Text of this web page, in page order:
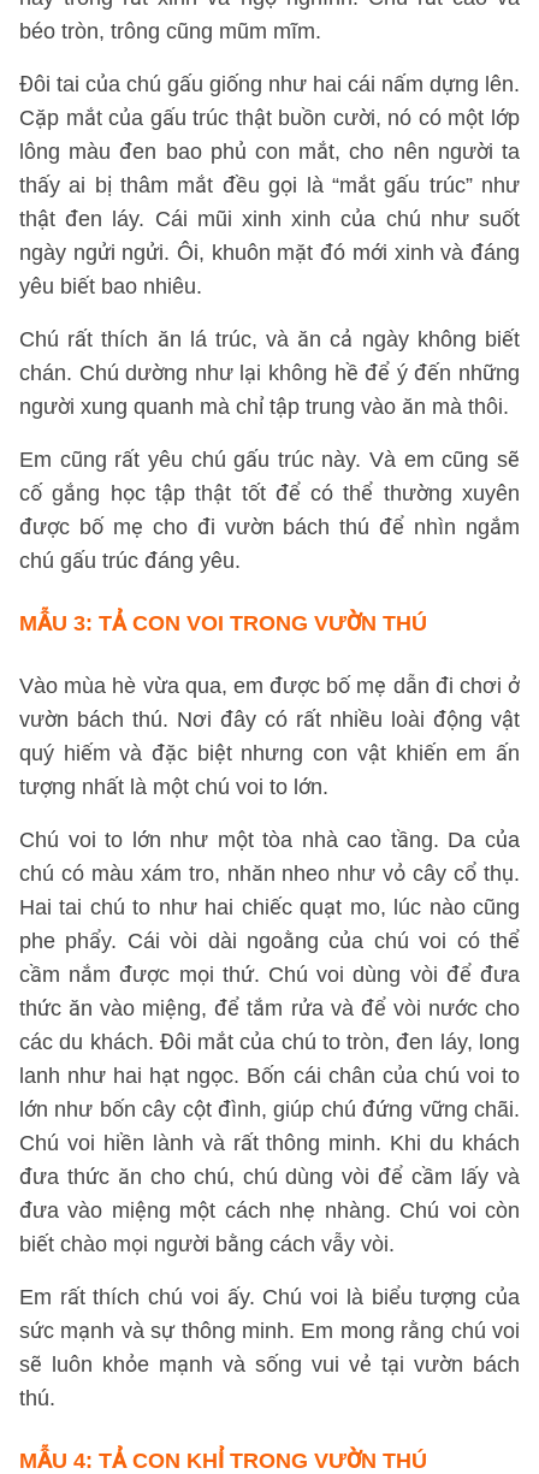
béo tròn, trông cũng mũm mĩm.
Đôi tai của chú gấu giống như hai cái nấm dựng lên.
Cặp mắt của gấu trúc thật buồn cười, nó có một lớp
lông màu đen bao phủ con mắt, cho nên người ta
thấy ai bị thâm mắt đều gọi là “mắt gấu trúc” như
thật đen láy. Cái mũi xinh xinh của chú như suốt
ngày ngửi ngửi. Ôi, khuôn mặt đó mới xinh và đáng
yêu biết bao nhiêu.
Chú rất thích ăn lá trúc, và ăn cả ngày không biết
chán. Chú dường như lại không hề để ý đến những
người xung quanh mà chỉ tập trung vào ăn mà thôi.
Em cũng rất yêu chú gấu trúc này. Và em cũng sẽ
cố gắng học tập thật tốt để có thể thường xuyên
được bố mẹ cho đi vườn bách thú để nhìn ngắm
chú gấu trúc đáng yêu.
MẪU 3: TẢ CON VOI TRONG VƯỜN THÚ
Vào mùa hè vừa qua, em được bố mẹ dẫn đi chơi ở
vườn bách thú. Nơi đây có rất nhiều loài động vật
quý hiếm và đặc biệt nhưng con vật khiến em ấn
tượng nhất là một chú voi to lớn.
Chú voi to lớn như một tòa nhà cao tầng. Da của
chú có màu xám tro, nhăn nheo như vỏ cây cổ thụ.
Hai tai chú to như hai chiếc quạt mo, lúc nào cũng
phe phẩy. Cái vòi dài ngoằng của chú voi có thể
cầm nắm được mọi thứ. Chú voi dùng vòi để đưa
thức ăn vào miệng, để tắm rửa và để vòi nước cho
các du khách. Đôi mắt của chú to tròn, đen láy, long
lanh như hai hạt ngọc. Bốn cái chân của chú voi to
lớn như bốn cây cột đình, giúp chú đứng vững chãi.
Chú voi hiền lành và rất thông minh. Khi du khách
đưa thức ăn cho chú, chú dùng vòi để cầm lấy và
đưa vào miệng một cách nhẹ nhàng. Chú voi còn
biết chào mọi người bằng cách vẫy vòi.
Em rất thích chú voi ấy. Chú voi là biểu tượng của
sức mạnh và sự thông minh. Em mong rằng chú voi
sẽ luôn khỏe mạnh và sống vui vẻ tại vườn bách
thú.
MẪU 4: TẢ CON KHỈ TRONG VƯỜN THÚ